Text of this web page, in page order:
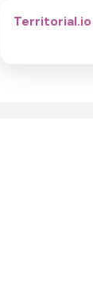
Territorial.io